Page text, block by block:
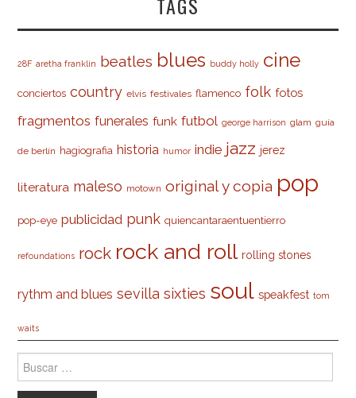
TAGS
28F aretha franklin beatles blues buddy holly cine
conciertos country elvis festivales flamenco folk fotos
fragmentos funerales funk futbol george harrison glam guía
de berlín hagiografia historia humor indie jazz jerez
literatura maleso motown original y copia pop
pop-eye publicidad punk quiencantaraentuentierro
refoundations rock rock and roll rolling stones
rythm and blues sevilla sixties soul speakfest tom
waits
Buscar: